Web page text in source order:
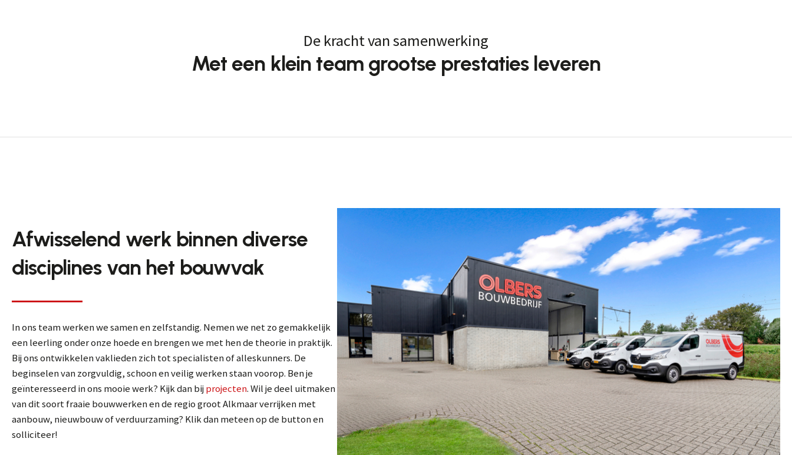
De kracht van samenwerking
Met een klein team grootse prestaties leveren
Afwisselend werk binnen diverse
disciplines van het bouwvak
In ons team werken we samen en zelfstandig. Nemen we net zo gemakkelijk
een leerling onder onze hoede en brengen we met hen de theorie in praktijk.
Bij ons ontwikkelen vaklieden zich tot specialisten of alleskunners. De
beginselen van zorgvuldig, schoon en veilig werken staan voorop. Ben je
geïnteresseerd in ons mooie werk? Kijk dan bijprojecten. Wil je deel uitmaken
van dit soort fraaie bouwwerken en de regio groot Alkmaar verrijken met
aanbouw, nieuwbouw of verduurzaming? Klik dan meteen op de button en
solliciteer!
Aanmelden nieuwsbrief